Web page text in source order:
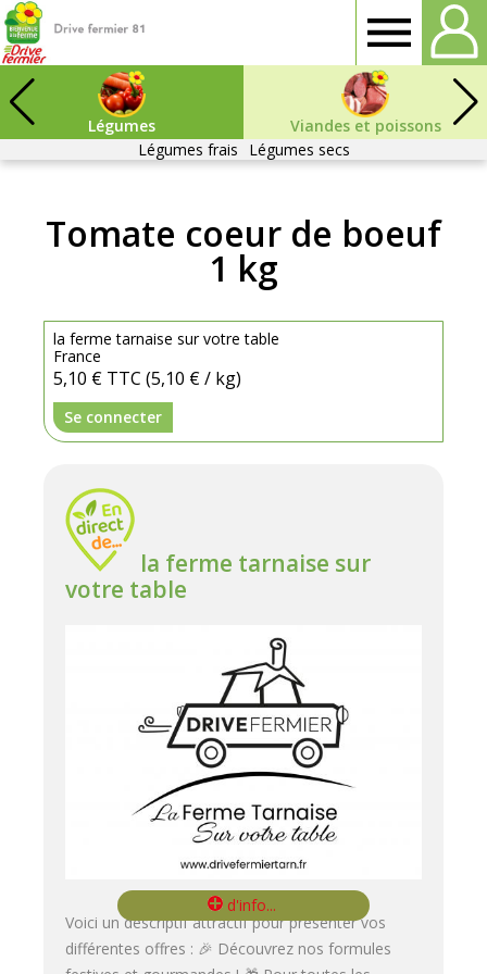
Tarn
Légumes
Viandes et poissons
Légumes frais
Légumes secs
Tomate coeur de boeuf
1 kg
la ferme tarnaise sur votre table
France
5,10 € TTC (5,10 € / kg)
Se connecter
la ferme tarnaise sur
votre table
Voici un descriptif attractif pour présenter vos
différentes offres : 🎉 Découvrez nos formules